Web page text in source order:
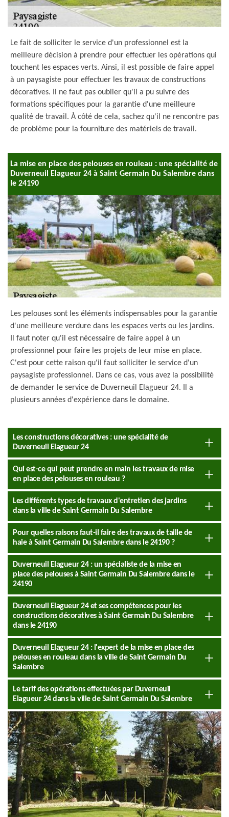
Le fait de solliciter le service d'un professionnel est la
meilleure décision à prendre pour effectuer les opérations qui
touchent les espaces verts. Ainsi, il est possible de faire appel
à un paysagiste pour effectuer les travaux de constructions
décoratives. Il ne faut pas oublier qu'il a pu suivre des
formations spécifiques pour la garantie d'une meilleure
qualité de travail. À côté de cela, sachez qu'il ne rencontre pas
de problème pour la fourniture des matériels de travail.
La mise en place des pelouses en rouleau : une spécialité de
Duverneuil Elagueur 24 à Saint Germain Du Salembre dans
le 24190
Les pelouses sont les éléments indispensables pour la garantie
d'une meilleure verdure dans les espaces verts ou les jardins.
Il faut noter qu'il est nécessaire de faire appel à un
professionnel pour faire les projets de leur mise en place.
C'est pour cette raison qu'il faut solliciter le service d'un
paysagiste professionnel. Dans ce cas, vous avez la possibilité
de demander le service de Duverneuil Elagueur 24. Il a
plusieurs années d'expérience dans le domaine.
Les constructions décoratives : une spécialité de
Duverneuil Elagueur 24
Qui est-ce qui peut prendre en main les travaux de mise
en place des pelouses en rouleau ?
Les différents types de travaux d'entretien des jardins
dans la ville de Saint Germain Du Salembre
Pour quelles raisons faut-il faire des travaux de taille de
haie à Saint Germain Du Salembre dans le 24190 ?
Duverneuil Elagueur 24 : un spécialiste de la mise en
place des pelouses à Saint Germain Du Salembre dans le
24190
Duverneuil Elagueur 24 et ses compétences pour les
constructions décoratives à Saint Germain Du Salembre
dans le 24190
Duverneuil Elagueur 24 : l'expert de la mise en place des
pelouses en rouleau dans la ville de Saint Germain Du
Salembre
Le tarif des opérations effectuées par Duverneuil
Elagueur 24 dans la ville de Saint Germain Du Salembre